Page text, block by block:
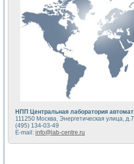
Применение среды
Портативная система для
Использование LabVIEW
Устройство для снятия
Передовые научные
Автоматизированная
Автоматизированный
Визуализация
Виртуальный прибор для
Исследование
Исследование кинетики
Метод прогнозирования
Недорогая система
Применение технологий NI
Расчет переноса аэрозоля
НПП Центральная лаборатория
111250 Москва, Энергетическая улица,
(495) 134-03-49
E-mail: info@lab-centre.ru